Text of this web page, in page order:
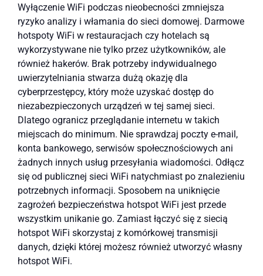
Wyłączenie WiFi podczas nieobecności zmniejsza
ryzyko analizy i włamania do sieci domowej. Darmowe
hotspoty WiFi w restauracjach czy hotelach są
wykorzystywane nie tylko przez użytkowników, ale
również hakerów. Brak potrzeby indywidualnego
uwierzytelniania stwarza dużą okazję dla
cyberprzestępcy, który może uzyskać dostęp do
niezabezpieczonych urządzeń w tej samej sieci.
Dlatego ogranicz przeglądanie internetu w takich
miejscach do minimum. Nie sprawdzaj poczty e-mail,
konta bankowego, serwisów społecznościowych ani
żadnych innych usług przesyłania wiadomości. Odłącz
się od publicznej sieci WiFi natychmiast po znalezieniu
potrzebnych informacji. Sposobem na uniknięcie
zagrożeń bezpieczeństwa hotspot WiFi jest przede
wszystkim unikanie go. Zamiast łączyć się z siecią
hotspot WiFi skorzystaj z komórkowej transmisji
danych, dzięki której możesz również utworzyć własny
hotspot WiFi.